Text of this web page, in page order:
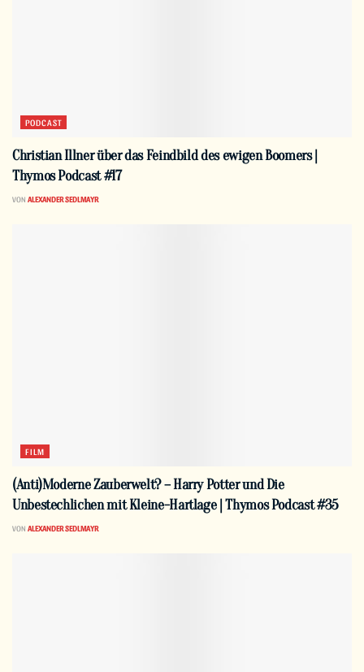
PODCAST
Christian Illner über das Feindbild des ewigen Boomers |
Thymos Podcast #17
VON ALEXANDER SEDLMAYR
FILM
(Anti)Moderne Zauberwelt? – Harry Potter und Die
Unbestechlichen mit Kleine-Hartlage | Thymos Podcast #35
VON ALEXANDER SEDLMAYR